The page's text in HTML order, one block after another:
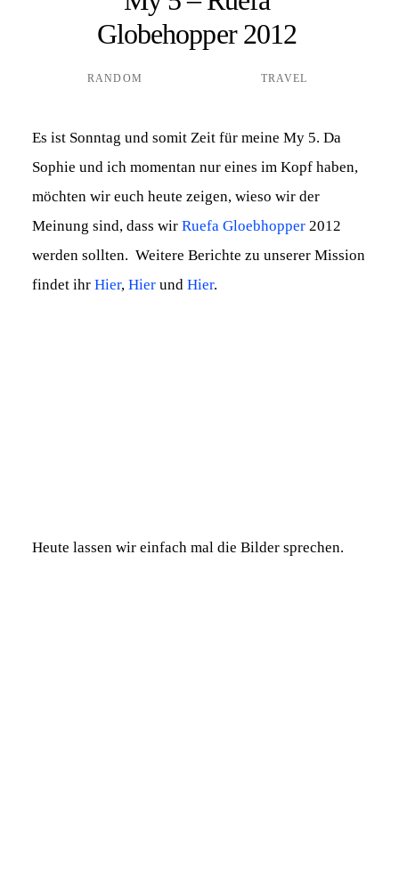
Globehopper 2012
RANDOM TRAVEL
Es ist Sonntag und somit Zeit für meine My 5. Da
Sophie und ich momentan nur eines im Kopf haben,
möchten wir euch heute zeigen, wieso wir der
Meinung sind, dass wir Ruefa Gloebhopper2012
werden sollten. Weitere Berichte zu unserer Mission
findet ihr Hier, Hierund Hier.
Heute lassen wir einfach mal die Bilder sprechen.